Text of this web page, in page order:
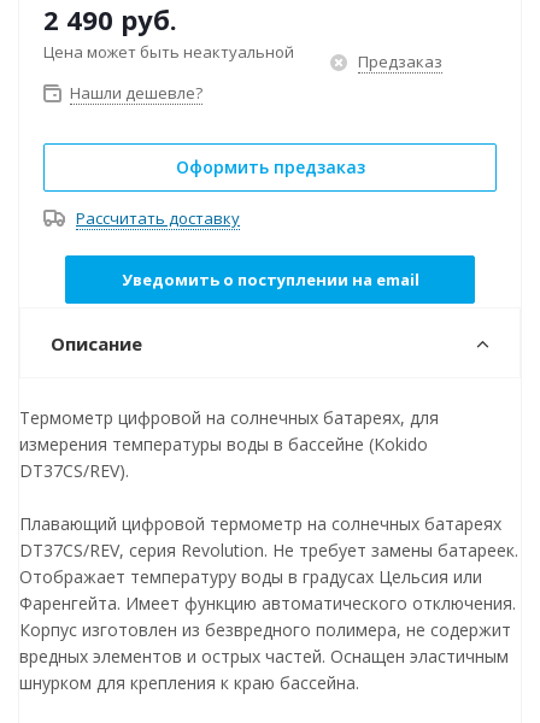
2 490 руб.
Цена может быть неактуальной
Предзаказ
Нашли дешевле?
Оформить предзаказ
Рассчитать доставку
Уведомить о поступлении на email
Описание
Термометр цифровой на солнечных батареях, для
измерения температуры воды в бассейне (Kokido
DT37CS/REV).
Плавающий цифровой термометр на солнечных батареях
DT37CS/REV, серия Revolution. Не требует замены батареек.
Отображает температуру воды в градусах Цельсия или
Фаренгейта. Имеет функцию автоматического отключения.
Корпус изготовлен из безвредного полимера, не содержит
вредных элементов и острых частей. Оснащен эластичным
шнурком для крепления к краю бассейна.